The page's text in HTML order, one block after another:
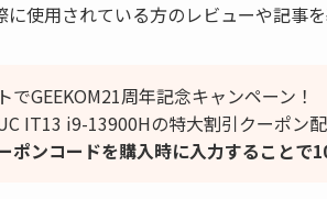
に使用されている方のレビューや記事
でGEEKOM21周年記念キャンペーン！
IT13 i9-13900Hの特大割引クーポン配
ポンコードを購入時に入力することで